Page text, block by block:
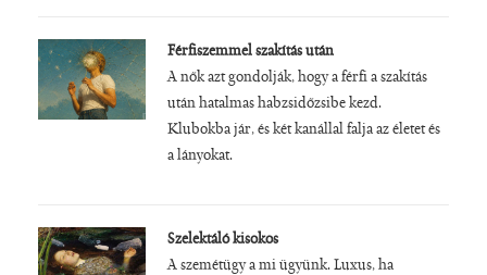
Férfiszemmel szakítás után
A nők azt gondolják, hogy a férfi a szakítás
után hatalmas habzsidőzsibe kezd.
Klubokba jár, és két kanállal falja az életet és
a lányokat.
Szelektáló kisokos
A szemétügy a mi ügyünk. Luxus, ha